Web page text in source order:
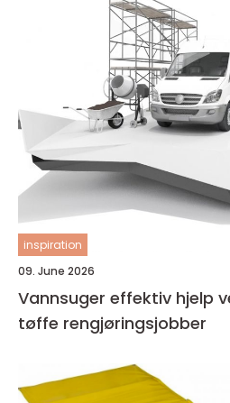
inspiration
09. June 2026
Vannsuger effektiv hjelp ved vannskader og
tøffe rengjøringsjobber